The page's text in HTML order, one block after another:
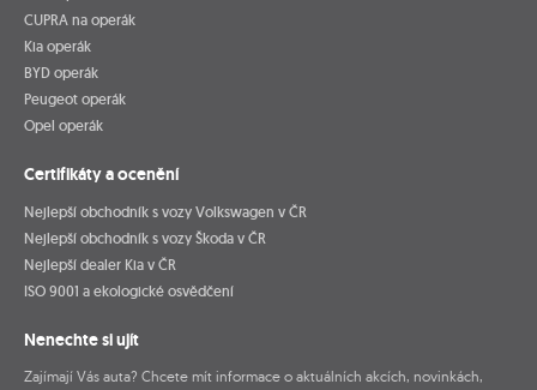
CUPRA na operák
Kia operák
BYD operák
Peugeot operák
Opel operák
Certifikáty a ocenění
Nejlepší obchodník s vozy Volkswagen v ČR
Nejlepší obchodník s vozy Škoda v ČR
Nejlepší dealer Kia v ČR
ISO 9001 a ekologické osvědčení
Nenechte si ujít
Zajímají Vás auta? Chcete mít informace o aktuálních akcích, novinkách,